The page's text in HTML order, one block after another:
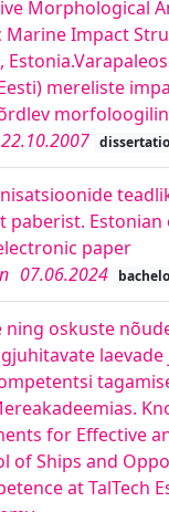
Morphological
Marine Impact
mereliste
22.10.2007
paberist.
paper
07.06.2024
ning oskuste
for Effective
of Ships and
at TalTech